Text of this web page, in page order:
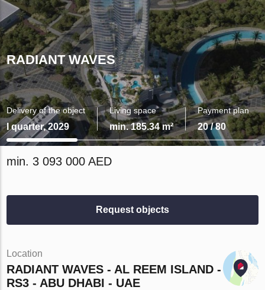
RADIANT WAVES
Delivery of the object
I quarter, 2029
Living space
min. 185.34 m²
Payment plan
20 / 80
min. 3 093 000 AED
Request objects
Location
RADIANT WAVES - AL REEM ISLAND -
RS3 - ABU DHABI - UAE